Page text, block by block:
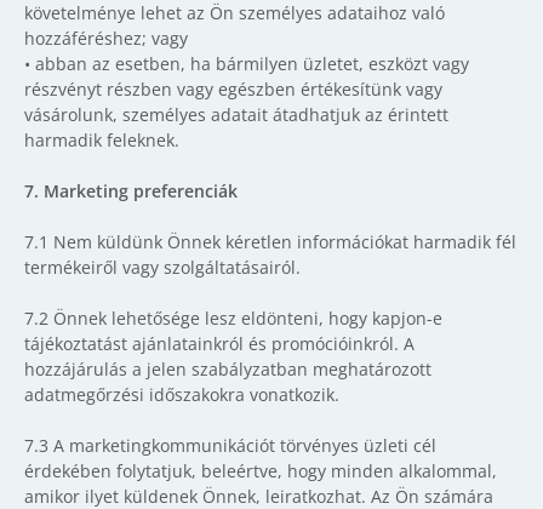
követelménye lehet az Ön személyes adataihoz való
hozzáféréshez; vagy
• abban az esetben, ha bármilyen üzletet, eszközt vagy
részvényt részben vagy egészben értékesítünk vagy
vásárolunk, személyes adatait átadhatjuk az érintett
harmadik feleknek.
7. Marketing preferenciák
7.1 Nem küldünk Önnek kéretlen információkat harmadik fél
termékeiről vagy szolgáltatásairól.
7.2 Önnek lehetősége lesz eldönteni, hogy kapjon-e
tájékoztatást ajánlatainkról és promócióinkról. A
hozzájárulás a jelen szabályzatban meghatározott
adatmegőrzési időszakokra vonatkozik.
7.3 A marketingkommunikációt törvényes üzleti cél
érdekében folytatjuk, beleértve, hogy minden alkalommal,
amikor ilyet küldenek Önnek, leiratkozhat. Az Ön számára